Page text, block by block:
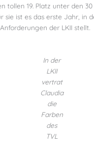
tollen 19. Platz unter den
sie ist es das erste Jahr, in
der LKII stellt.
In der
LKII
vertrat
Claudia
die
Farben
des
TVL